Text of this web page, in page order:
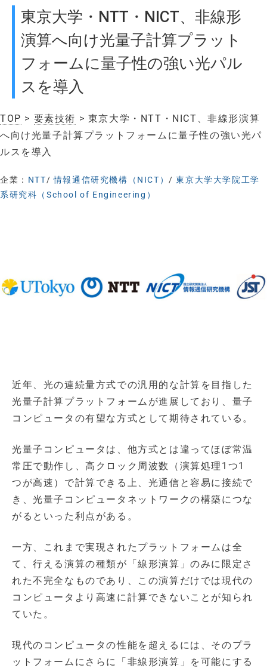
東京大学・NTT・NICT、非線形
演算へ向け光量子計算プラット
フォームに量子性の強い光パル
スを導入
TOP > 要素技術 > 東京大学・NTT・NICT、非線形演算
へ向け光量子計算プラットフォームに量子性の強い光パ
ルスを導入
企業： NTT/情報通信研究機構（NICT）/東京大学大学院工学
系研究科（School of Engineering）
近年、光の連続量方式での汎用的な計算を目指した
光量子計算プラットフォームが進展しており、量子
コンピュータの有望な方式として期待されている。
光量子コンピュータは、他方式とは違ってほぼ常温
常圧で動作し、高クロック周波数（演算処理1つ1
つが高速）で計算できる上、光通信と容易に接続で
き、光量子コンピュータネットワークの構築につな
がるといった利点がある。
一方、これまで実現されたプラットフォームは全
て、行える演算の種類が「線形演算」のみに限定さ
れた不完全なものであり、この演算だけでは現代の
コンピュータより高速に計算できないことが知られ
ていた。
現代のコンピュータの性能を超えるには、そのプラ
ットフォームにさらに「非線形演算」を可能にする